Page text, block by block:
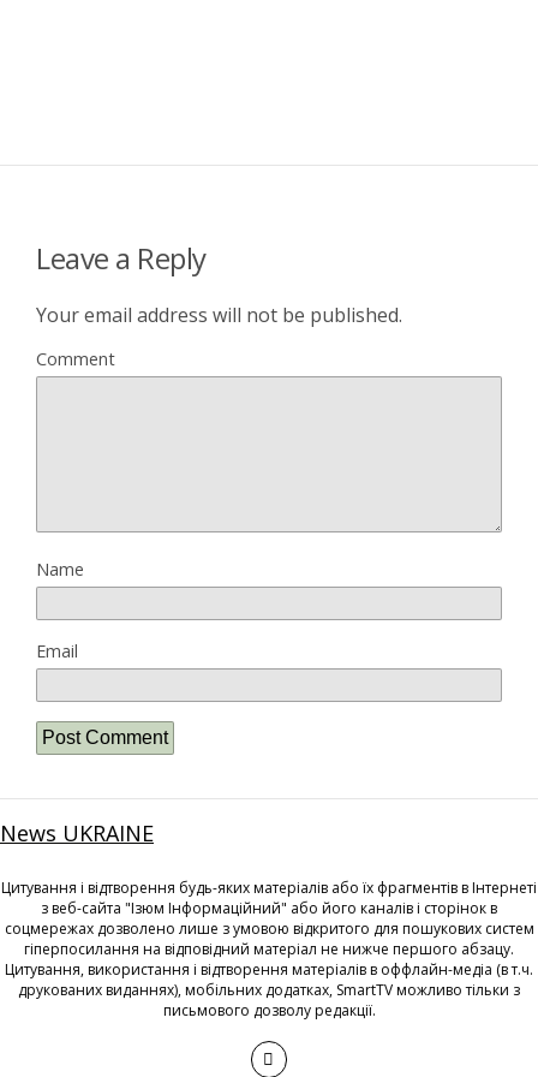
Leave a Reply
Your email address will not be published.
Comment
Name
Email
News UKRAINE
Цитування і відтворення будь-яких матеріалів або їх фрагментів в Інтернеті
з веб-сайта "Ізюм Інформаційний" або його каналів і сторінок в
соцмережах дозволено лише з умовою відкритого для пошукових систем
гіперпосилання на відповідний матеріал не нижче першого абзацу.
Цитування, використання і відтворення матеріалів в оффлайн-медіа (в т.ч.
друкованих виданнях), мобільних додатках, SmartTV можливо тільки з
письмового дозволу редакції.